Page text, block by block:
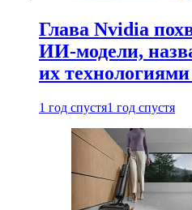
Глава Nvidia
ИИ-модели,
их
1 год спустя1 год спустя